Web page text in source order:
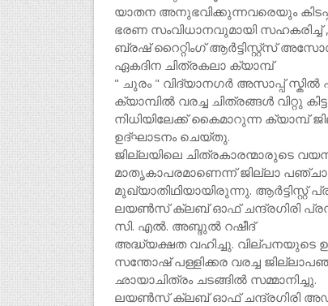
യാതന അനുഭവിക്കുന്നവരെയും
ഭരണ സംവിധാനവുമായി
ബ്രഷ് റൈറ്റിംഗ് ആർട്ടിസ്റ്റ്സ്
ഏകദിന ചിത്രകലാ ക്യാമ്പ്
" ചുരം " വിദ്യാനഗർ അസാപ്പ് സ്കിൽ
ക്യാമ്പിൽ വരച്ച ചിത്രങ്ങൾ
നിധിയിലേക്ക് കൈമാറുന്ന ക്യാമ്പ്
ഉദ്ഘാടനം ചെയ്തു.
ജില്ലയിലെ ചിത്രകാരന്മാരുടെ
മാതൃകാപരമാണെന്ന് ജില്ലാ
മുഖ്യാതിഥിയായിരുന്നു. ആർട്ടിസ്റ്റ്
ലയൺസ് ക്ലബ് ഓഫ് ചന്ദ്രഗിരി
സി. എൽ. അബ്ദുൽ റഷീദ്
അദ്ധ്യക്ഷത വഹിച്ചു. വില്പനയുടെ
സന്തോഷ് പള്ളിക്കര വരച്ച
ഛായാചിത്രം ചടങ്ങിൽ സമ്മാനിച്ചു.
ലയൺസ് ക്ലബ് ഓഫ് ചന്ദ്രഗിരി